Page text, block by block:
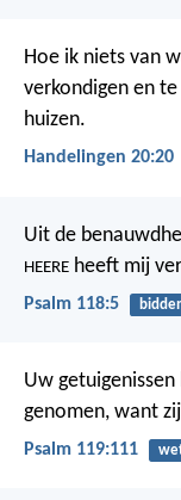
Hoe ik niets van
verkondigen en
huizen.
Handelingen 20:20
Uit de
HEERE heeft mij
Psalm 118:5
Uw
genomen, want
Psalm 119:111